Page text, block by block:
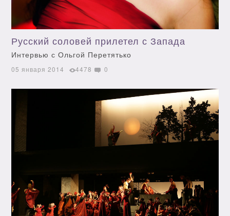
Русский соловей прилетел с Запада
Интервью с Ольгой Перетятько
05 января 2014 4478 0